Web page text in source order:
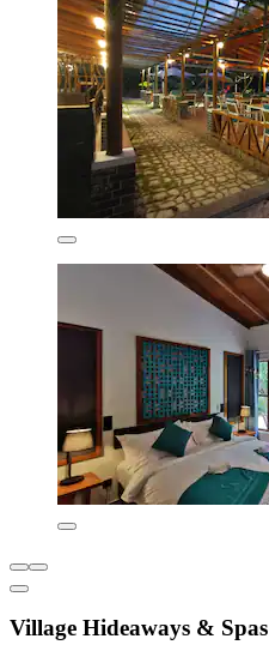
Village Hideaways & Spas